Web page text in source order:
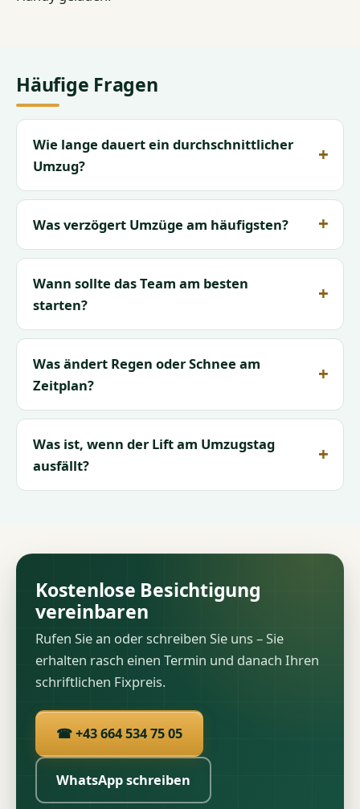
Häufige Fragen
Wie lange dauert ein durchschnittlicher
Umzug?
Was verzögert Umzüge am häufigsten?
Wann sollte das Team am besten
starten?
Was ändert Regen oder Schnee am
Zeitplan?
Was ist, wenn der Lift am Umzugstag
ausfällt?
Kostenlose Besichtigung
vereinbaren
Rufen Sie an oder schreiben Sie uns – Sie
erhalten rasch einen Termin und danach Ihren
schriftlichen Fixpreis.
☎ +43 664 534 75 05
WhatsApp schreiben